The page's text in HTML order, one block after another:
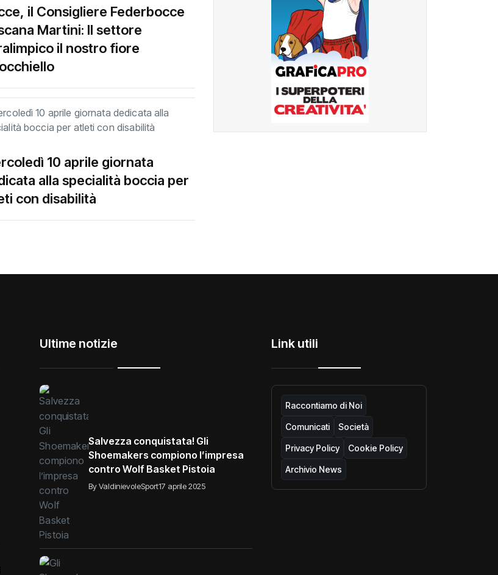
il Consigliere Federbocce
Martini: Il settore
il nostro fiore
10 aprile giornata
alla specialità boccia per
con disabilità
Ultime notizie
Salvezza conquistata! Gli
Shoemakers compiono l’impresa
contro Wolf Basket Pistoia
By ValdinievoleSport17 aprile 2025
Link utili
Raccontiamo di Noi
Comunicati Società
Privacy Policy Cookie Policy
Archivio News